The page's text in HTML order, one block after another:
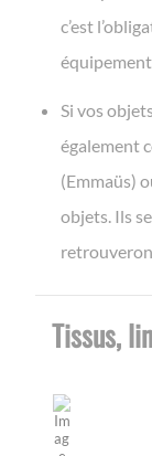
c’est
Si vos
également
(Emmaüs)
objets. Ils
Tissus,